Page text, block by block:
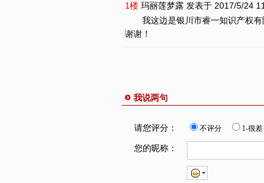
1楼 玛丽莲梦露 发表于 2017/5/24
我这边是银川市睿一知识产权
谢谢！
我说两句
请您评分： 不评分 1-很差
您的昵称：